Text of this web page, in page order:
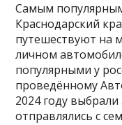
Самым
Краснодарский
путешествуют на
личном
популярными у
проведённому
2024 году
отправлялись с